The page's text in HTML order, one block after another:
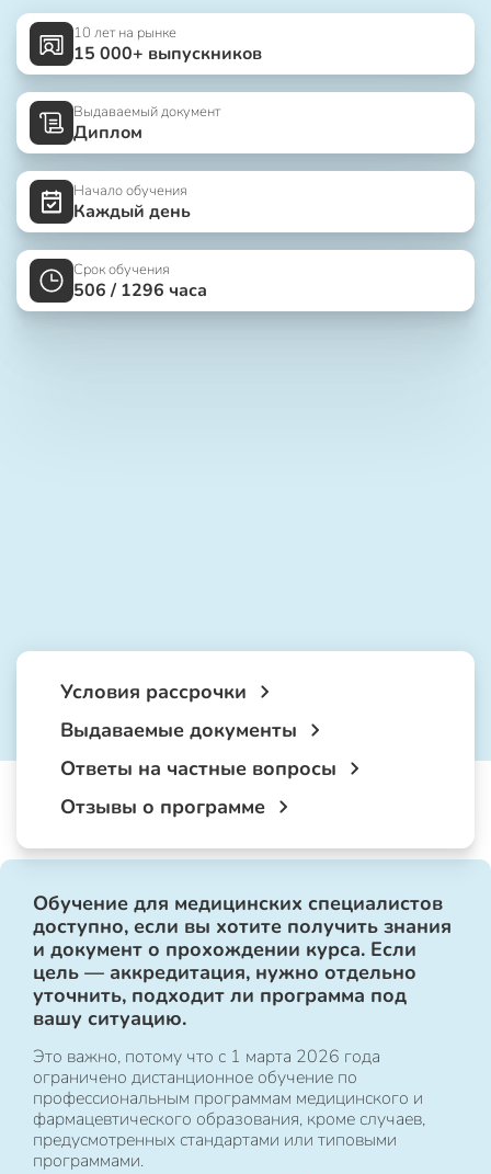
10 лет на рынке
15 000+ выпускников
Выдаваемый документ
Диплом
Начало обучения
Каждый день
Срок обучения
506 / 1296 часа
Условия рассрочки
Выдаваемые документы
Ответы на частные вопросы
Отзывы о программе
Обучение для медицинских специалистов
доступно, если вы хотите получить знания
и документ о прохождении курса. Если
цель — аккредитация, нужно отдельно
уточнить, подходит ли программа под
вашу ситуацию.
Это важно, потому что с 1 марта 2026 года
ограничено дистанционное обучение по
профессиональным программам медицинского и
фармацевтического образования, кроме случаев,
предусмотренных стандартами или типовыми
программами.